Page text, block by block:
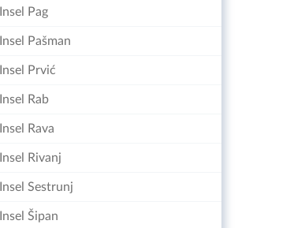
Insel Pag
Insel Pašman
Insel Prvić
Insel Rab
Insel Rava
Insel Rivanj
Insel Sestrunj
Insel Šipan